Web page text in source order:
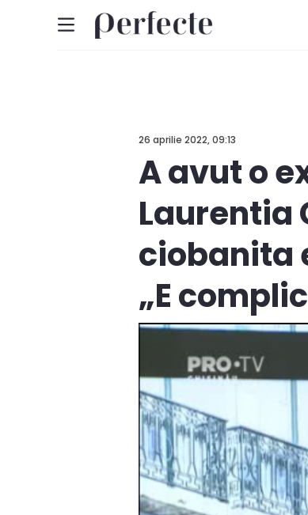
26 aprilie 2022, 09:13
A avut o
Laurentia
ciobanita
„E